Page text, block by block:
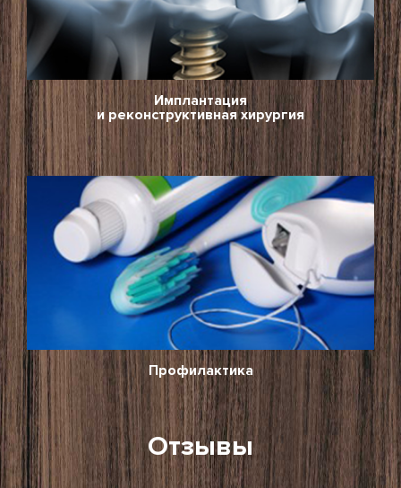
Имплантация
и реконструктивная хирургия
Профилактика
Отзывы